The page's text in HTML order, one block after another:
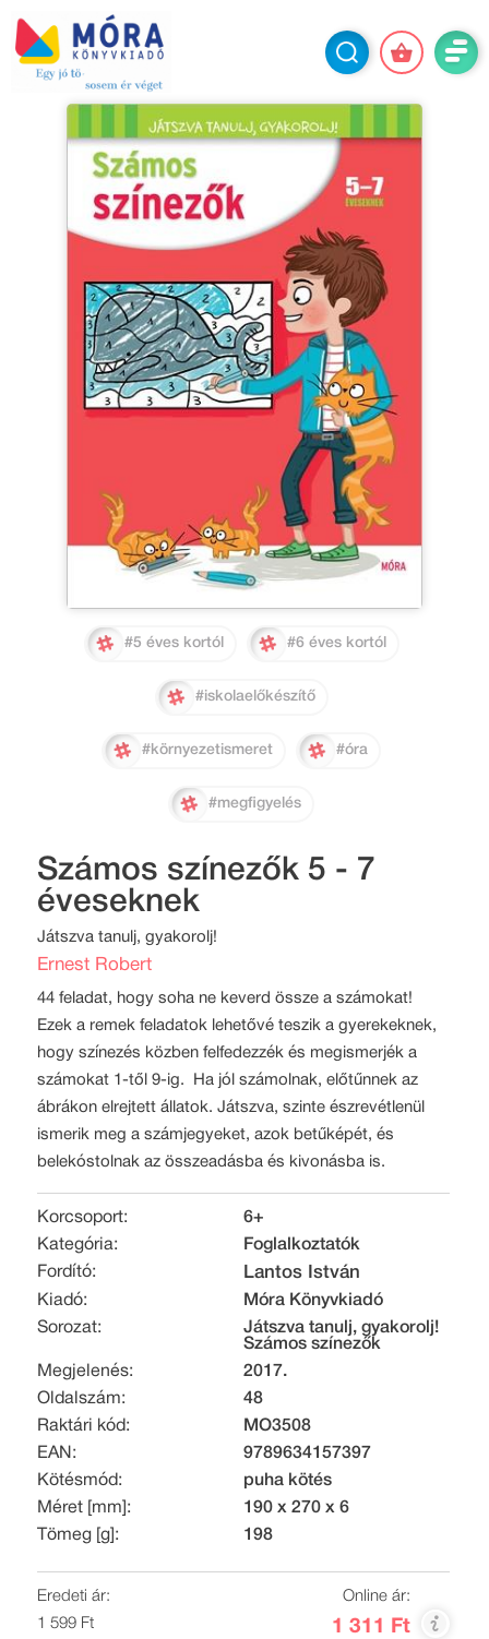
#5 éves kortól #6 éves kortól
#iskolaelőkészítő
#környezetismeret #óra
#megfigyelés
Számos színezők 5 - 7
éveseknek
Játszva tanulj, gyakorolj!
Ernest Robert
44 feladat, hogy soha ne keverd össze a számokat!
Ezek a remek feladatok lehetővé teszik a gyerekeknek,
hogy színezés közben felfedezzék és megismerjék a
számokat 1-től 9-ig. Ha jól számolnak, előtűnnek az
ábrákon elrejtett állatok. Játszva, szinte észrevétlenül
ismerik meg a számjegyeket, azok betűképét, és
belekóstolnak az összeadásba és kivonásba is.
Korcsoport:
6+
Kategória:
Foglalkoztatók
Fordító:
Lantos István
Kiadó:
Móra Könyvkiadó
Sorozat:
Játszva tanulj, gyakorolj!
Számos színezők
Megjelenés:
2017.
Oldalszám:
48
Raktári kód:
MO3508
EAN:
9789634157397
Kötésmód:
puha kötés
Méret [mm]:
190 x 270 x 6
Tömeg [g]:
198
Eredeti ár:
1 599 Ft
Online ár:
1 311 Ft